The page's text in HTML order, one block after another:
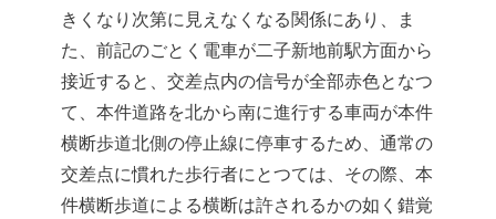
きくなり次第に見えなくなる関係にあり、ま
た、前記のごとく電車が二子新地前駅方面から
接近すると、交差点内の信号が全部赤色となつ
て、本件道路を北から南に進行する車両が本件
横断歩道北側の停止線に停車するため、通常の
交差点に慣れた歩行者にとつては、その際、本
件横断歩道による横断は許されるかの如く錯覚